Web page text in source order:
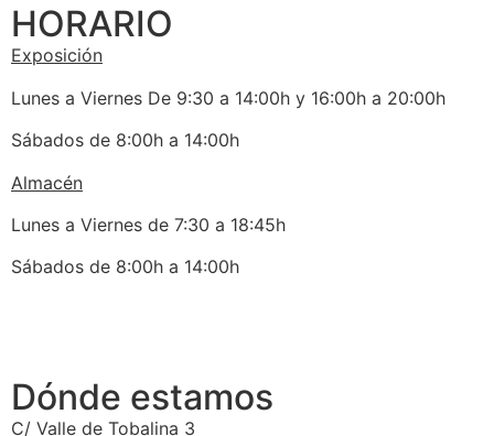
HORARIO
Exposición
Lunes a Viernes De 9:30 a 14:00h y 16:00h a 20:00h
Sábados de 8:00h a 14:00h
Almacén
Lunes a Viernes de 7:30 a 18:45h
Sábados de 8:00h a 14:00h
Dónde estamos
C/ Valle de Tobalina 3